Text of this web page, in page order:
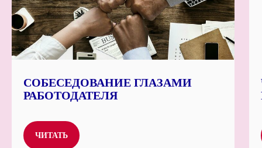
СОБЕСЕДОВАНИЕ ГЛАЗАМИ
РАБОТОДАТЕЛЯ
ЧИТАТЬ